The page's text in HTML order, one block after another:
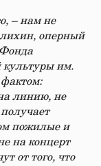
– нам не
оперный
культуры им.
линию, не
пожилые и
на концерт
от того, что